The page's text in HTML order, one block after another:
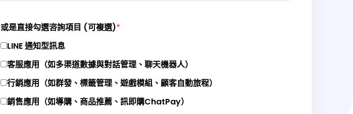
或是直接勾選咨詢項目 (可複選)*
LINE 通知型訊息
客服應用（如多渠道數據與對話管理、聊天機器人）
行銷應用（如群發、標籤管理、遊戲模組、顧客自動旅程）
銷售應用（如導購、商品推薦、訊即購ChatPay）